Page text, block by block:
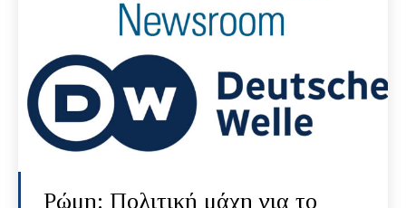
Ρώμη: Πολιτική μάχη για το